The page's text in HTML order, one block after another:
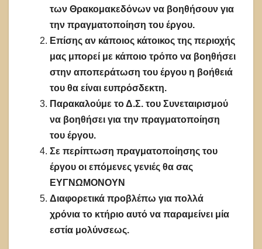
των Θρακομακεδόνων να βοηθήσουν για
την πραγματοποίηση του έργου.
Επίσης αν κάποιος κάτοικος της περιοχής
μας μπορεί με κάποιο τρόπο να βοηθήσει
στην αποπεράτωση του έργου η βοήθειά
του θα είναι ευπρόσδεκτη.
Παρακαλούμε το Δ.Σ. του Συνεταιρισμού
να βοηθήσει για την πραγματοποίηση
του έργου.
Σε περίπτωση πραγματοποίησης του
έργου οι επόμενες γενιές θα σας
ΕΥΓΝΩΜΟΝΟΥΝ
Διαφορετικά προβλέπω για πολλά
χρόνια το κτήριο αυτό να παραμείνει μία
εστία μολύνσεως.